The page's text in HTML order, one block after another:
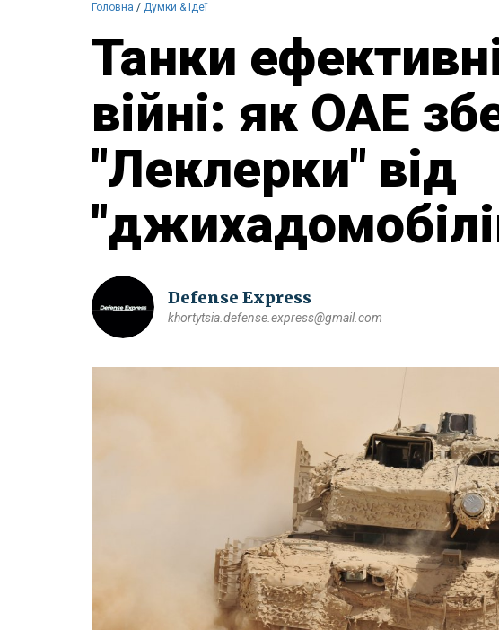
Головна Думки & Ідеї
Танки
війні: як ОАЕ
"Леклерки" від
Defense Express
khortytsia.defense.express@gmail.com